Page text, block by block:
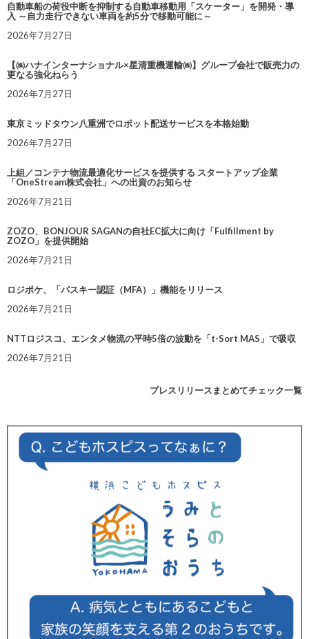
自動車船の荷役中断を抑制する自動車移動用「スケーター」を開発・導
入 ～自力走行できない車両を約5分で移動可能に～
2026年7月27日
【㈱ハナインターナショナル×星清重機運輸㈱】グループ会社で販売力の
更なる強化ねらう
2026年7月27日
東京ミッドタウン八重洲でロボット配送サービスを本格始動
2026年7月27日
上組／コンテナ物流最適化サービスを提供する スタートアップ企業
「OneStream株式会社」への出資のお知らせ
2026年7月21日
ZOZO、BONJOUR SAGANの自社EC拡大に向け「Fulfillment by
ZOZO」を提供開始
2026年7月21日
ロジポケ、「パスキー認証（MFA）」機能をリリース
2026年7月21日
NTTロジスコ、エンタメ物流の平時5倍の波動を「t-Sort MAS」で吸収
2026年7月21日
プレスリリースまとめてチェック一覧